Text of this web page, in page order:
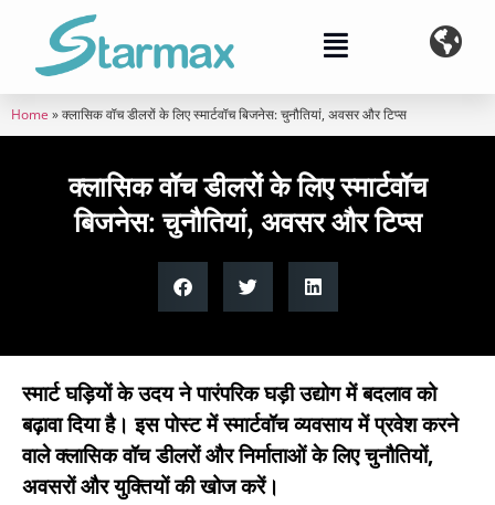
Home »क्लासिक वॉच डीलरों के लिए स्मार्टवॉच बिजनेस: चुनौतियां, अवसर और टिप्स
क्लासिक वॉच डीलरों के लिए स्मार्टवॉच
बिजनेस: चुनौतियां, अवसर और टिप्स
स्मार्ट घड़ियों के उदय ने पारंपरिक घड़ी उद्योग में बदलाव को
बढ़ावा दिया है। इस पोस्ट में स्मार्टवॉच व्यवसाय में प्रवेश करने
वाले क्लासिक वॉच डीलरों और निर्माताओं के लिए चुनौतियों,
अवसरों और युक्तियों की खोज करें।